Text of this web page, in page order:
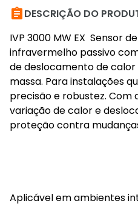
DESCRIÇÃO DO
IVP 3000 MW EX Sensor
infravermelho passivo
de deslocamento de calor
massa. Para instalações
precisão e robustez.
variação de calor e
proteção contra
Aplicável em ambientes